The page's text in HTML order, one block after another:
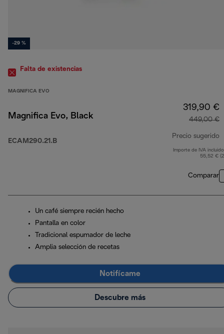
-29 %
Falta de existencias
MAGNIFICA EVO
Magnifica Evo, Black
ECAM290.21.B
319,90 €
449,00 €
Precio sugerido
Importe de IVA
55,52 €
Comparar
Un café siempre recién hecho
Pantalla en color
Tradicional espumador de leche
Amplia selección de recetas
Notifícame
Descubre más